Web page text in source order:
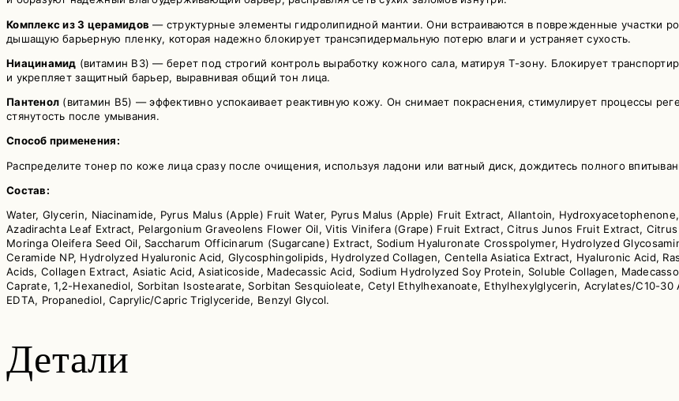
Комплекс из 3 церамидов — структурные элементы гидролипидной мантии. Они встраиваются в поврежденные участки
дышащую барьерную пленку, которая надежно блокирует трансэпидермальную потерю влаги и устраняет сухость.
Ниацинамид (витамин B3) — берет под строгий контроль выработку кожного сала, матируя Т-зону. Блокирует
и укрепляет защитный барьер, выравнивая общий тон лица.
Пантенол (витамин B5) — эффективно успокаивает реактивную кожу. Он снимает покраснения, стимулирует процессы
стянутость после умывания.
Способ применения:
Распределите тонер по коже лица сразу после очищения, используя ладони или ватный диск, дождитесь полного
Состав:
Water, Glycerin, Niacinamide, Pyrus Malus (Apple) Fruit Water, Pyrus Malus (Apple) Fruit Extract, Allantoin,
Azadirachta Leaf Extract, Pelargonium Graveolens Flower Oil, Vitis Vinifera (Grape) Fruit Extract, Citrus Junos Fruit Extract,
Moringa Oleifera Seed Oil, Saccharum Officinarum (Sugarcane) Extract, Sodium Hyaluronate Crosspolymer, Hydrolyzed
Ceramide NP, Hydrolyzed Hyaluronic Acid, Glycosphingolipids, Hydrolyzed Collagen, Centella Asiatica Extract, Hyaluronic Acid,
Acids, Collagen Extract, Asiatic Acid, Asiaticoside, Madecassic Acid, Sodium Hydrolyzed Soy Protein, Soluble Collagen,
Caprate, 1,2-Hexanediol, Sorbitan Isostearate, Sorbitan Sesquioleate, Cetyl Ethylhexanoate, Ethylhexylglycerin, Acrylates/C10-
EDTA, Propanediol, Caprylic/Capric Triglyceride, Benzyl Glycol.
Детали